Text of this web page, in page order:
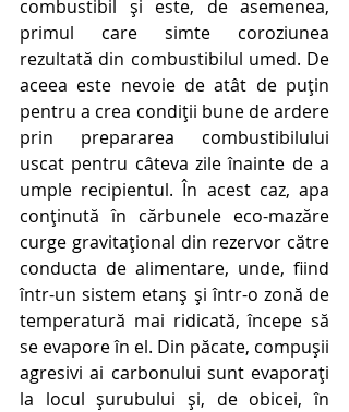
combustibil și este, de asemenea,
primul care simte coroziunea
rezultată din combustibilul umed. De
aceea este nevoie de atât de puțin
pentru a crea condiții bune de ardere
prin prepararea combustibilului
uscat pentru câteva zile înainte de a
umple recipientul. În acest caz, apa
conținută în cărbunele eco-mazăre
curge gravitațional din rezervor către
conducta de alimentare, unde, fiind
într-un sistem etanș și într-o zonă de
temperatură mai ridicată, începe să
se evapore în el. Din păcate, compușii
agresivi ai carbonului sunt evaporați
la locul șurubului și, de obicei, în